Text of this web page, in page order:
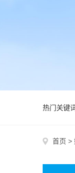
热门关键词
首页 >